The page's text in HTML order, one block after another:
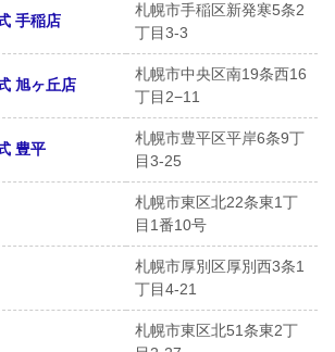
手稲店
札幌市手稲区新発寒5条2
丁目3-3
旭ヶ丘店
札幌市中央区南19条西16
丁目2−11
豊平
札幌市豊平区平岸6条9丁
目3-25
札幌市東区北22条東1丁
目1番10号
札幌市厚別区厚別西3条1
丁目4-21
札幌市東区北51条東2丁